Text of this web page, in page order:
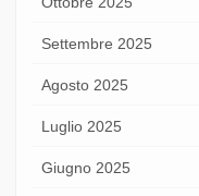
Settembre 2025
Agosto 2025
Luglio 2025
Giugno 2025